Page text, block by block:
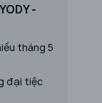
-
tháng 5
đại tiệc